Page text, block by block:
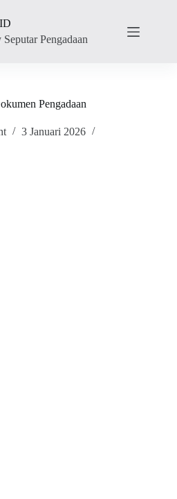
Pengadaan
Pengadaan
3 Januari 2026